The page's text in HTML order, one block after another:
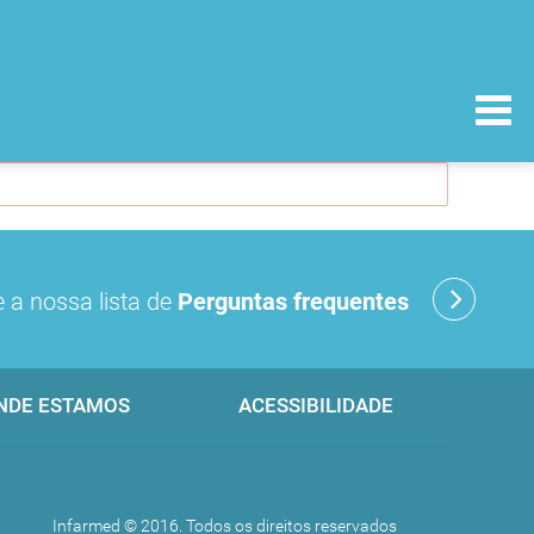
a nossa lista de Perguntas frequentes
ESTAMOS ACESSIBILIDADE
Infarmed © 2016. Todos os direitos reservados